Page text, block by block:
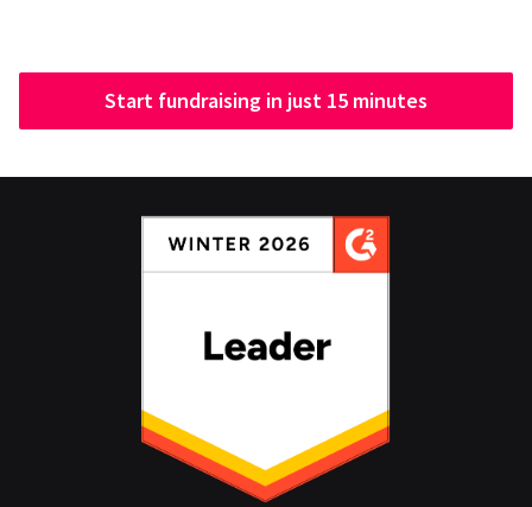
Start fundraising in just 15 minutes